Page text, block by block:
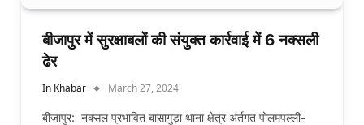
बीजापुर में सुरक्षाबलों की संयुक्त कार्रवाई में 6 नक्सली
ढेर
In Khabar March 27, 2024
बीजापुर: नक्सल प्रभावित बासागुड़ा थाना क्षेत्र अंर्तगत पोलमपल्ली-